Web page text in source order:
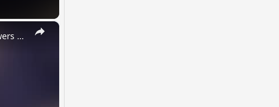
×
Mom Opens Box On Driveway To Discover Military Son Holding Flowers | Happily TV